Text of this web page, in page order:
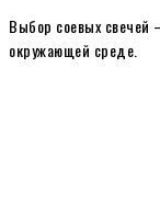
Выбор соевых свечей
окружающей среде.